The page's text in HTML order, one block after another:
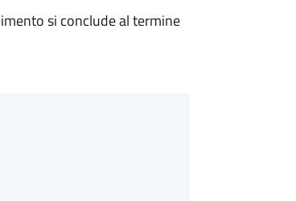
si conclude al termine